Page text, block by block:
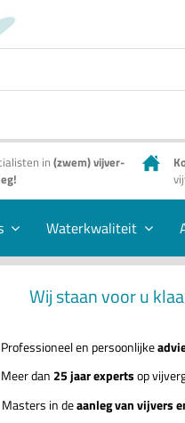
in(zwem) vijver-
Waterkwaliteit
Wij staan voor u
Professioneel en persoonlijke
Meer dan25 jaar expertsop
Masters in deaanleg van vijvers